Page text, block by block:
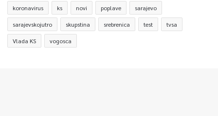
koronavirus ks novi poplave sarajevo
sarajevskojutro skupstina srebrenica test tvsa
Vlada KS vogosca